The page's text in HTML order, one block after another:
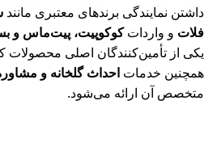
داشتن نمایندگی برندهای معتبری مانند
فلات و وارداتکوکوپیت، پیت‌ماس و
یکی از تأمین‌کنندگان اصلی
همچنین خدمات احداث گلخانه و
متخصص آن ارائه می‌شود.